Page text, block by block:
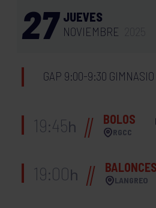
27 JUEVES
NOVIEMBRE
GAP 9:00-9:30 GIMNASIO
19:45h BOLOS
RGCC
19:00h LANGREO